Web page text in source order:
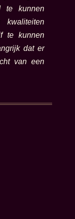
te kunnen
te kunnen
dat er
van een